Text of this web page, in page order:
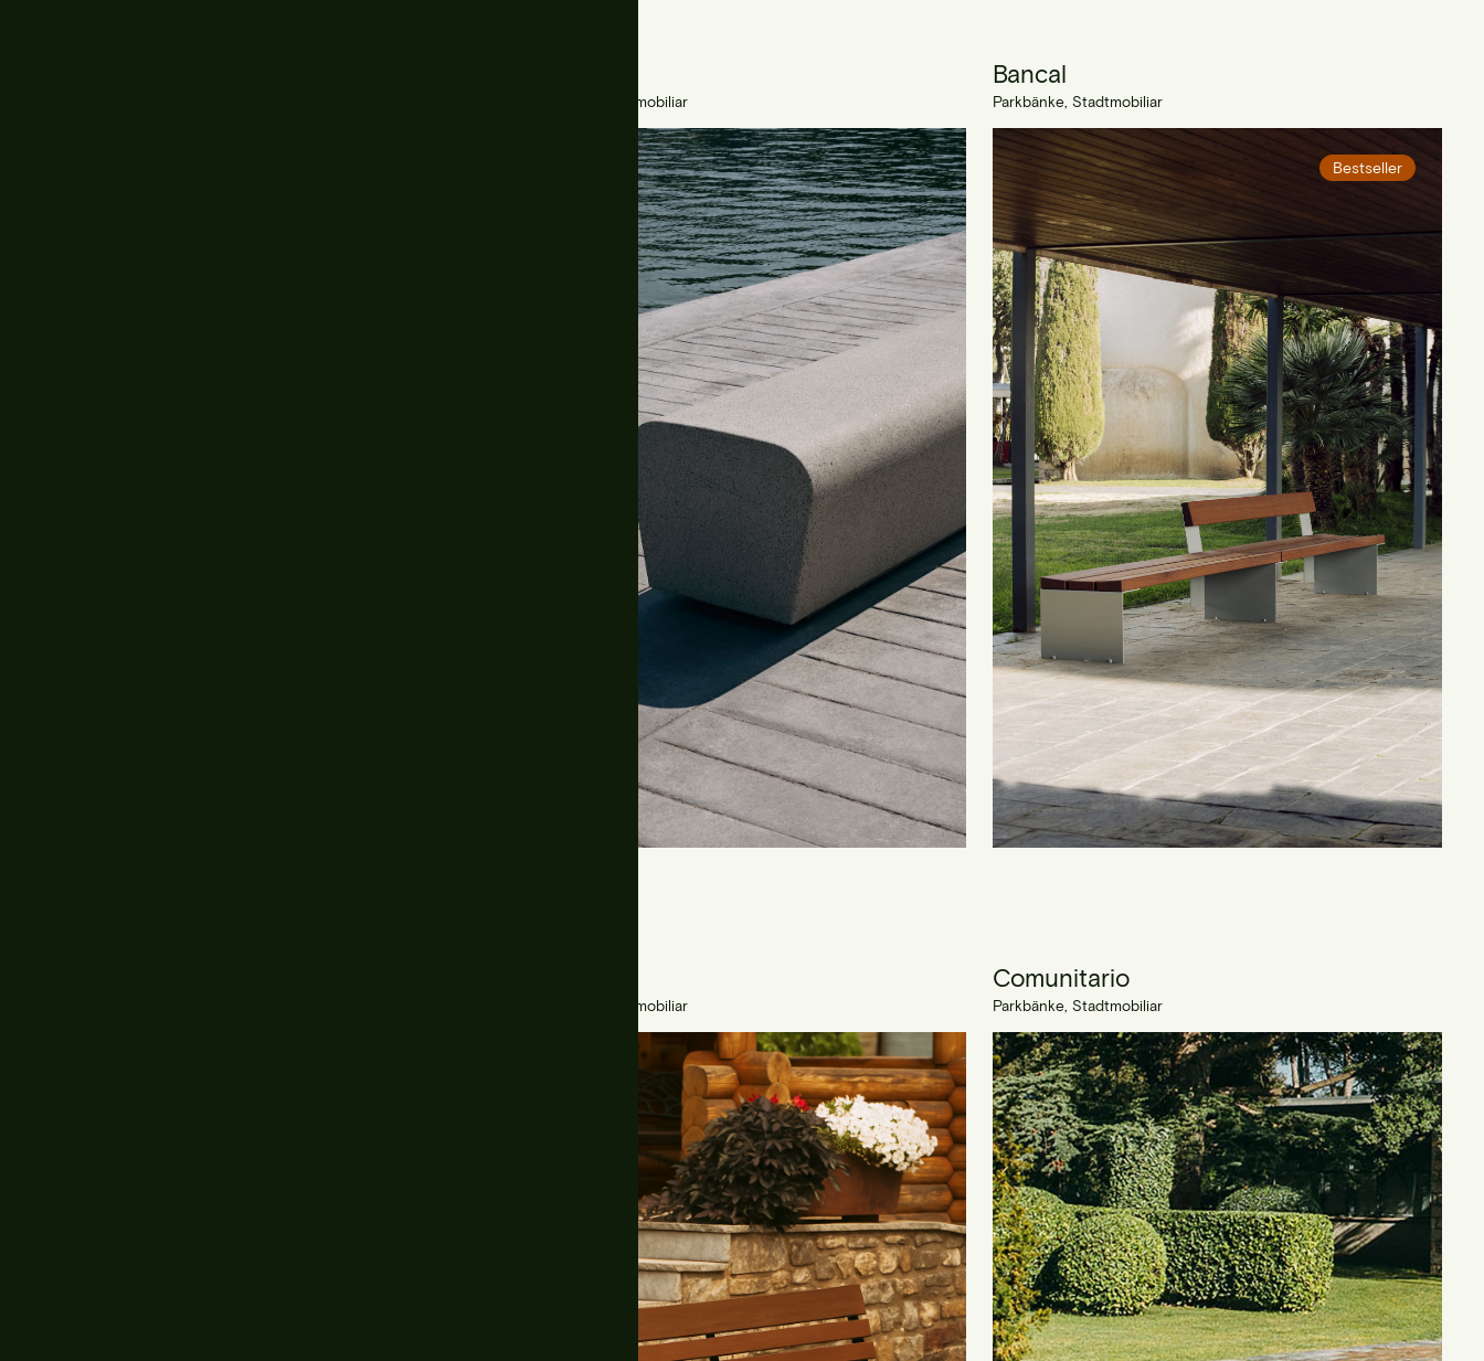
Parkbänke, Stadtmobiliar
Bancal
Parkbänke, Stadtmobiliar
Bestseller
Parkbänke, Stadtmobiliar
Comunitario
Parkbänke, Stadtmobiliar